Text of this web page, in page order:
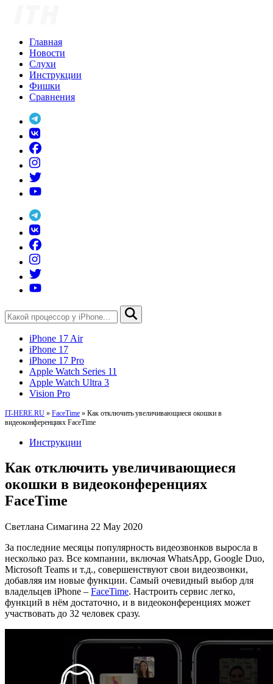
Главная
Новости
Слухи
Инструкции
Фишки
Сравнения
iPhone 17 Air
iPhone 17
iPhone 17 Pro
Apple Watch Series 11
Apple Watch Ultra 3
Vision Pro
IT-HERE.RU » FaceTime » Как отключить увеличивающиеся окошки в
видеоконференциях FaceTime
Инструкции
Как отключить увеличивающиеся
окошки в видеоконференциях
FaceTime
Светлана Симагина 22 May 2020
За последние месяцы популярность видеозвонков выросла в
несколько раз. Все компании, включая WhatsApp, Google Duo,
Microsoft Teams и т.д., совершенствуют свои видеозвонки,
добавляя им новые функции. Самый очевидный выбор для
владельцев iPhone – FaceTime. Настроить сервис легко,
функций в нём достаточно, и в видеоконференциях может
участвовать до 32 человек сразу.